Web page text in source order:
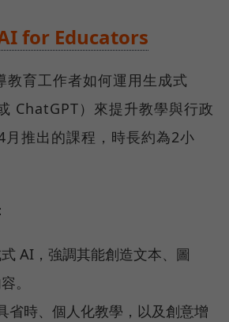
for Educators
教育工作者如何運用生成式
ChatGPT）來提升教學與行政
推出的課程，時長約為2小
AI，強調其能創造文本、圖
。
省時、個人化教學，以及創意增